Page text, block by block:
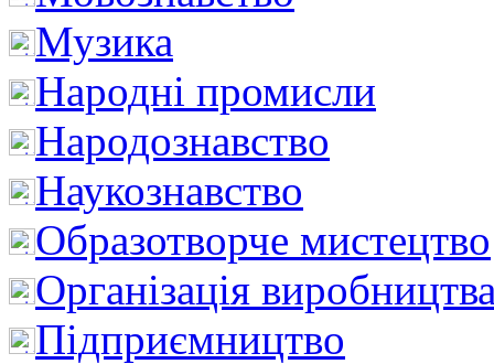
Музика
Народні промисли
Народознавство
Наукознавство
Образотворче мистецтво
Організація
Підприємництво